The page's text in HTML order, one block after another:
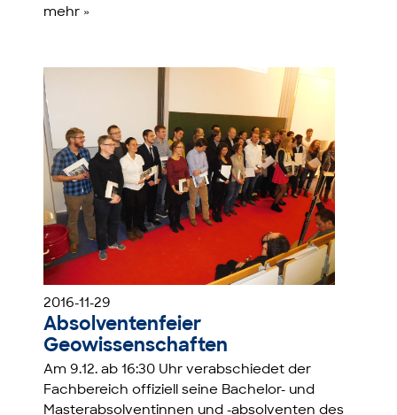
mehr »
2016-11-29
Absolventenfeier
Geowissenschaften
Am 9.12. ab 16:30 Uhr verabschiedet der
Fachbereich offiziell seine Bachelor- und
Masterabsolventinnen und -absolventen des